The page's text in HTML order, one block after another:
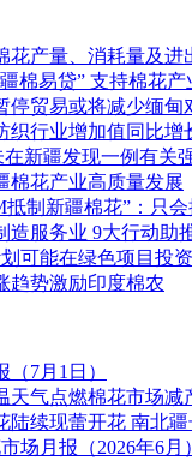
花产量、消耗量及进
棉易贷” 支持棉花产
停贸易或将减少缅甸
织行业增加值同比增
新疆发现一例有关
棉花产业高质量发展
制新疆棉花”：只
造服务业 9大行动助
可能在绿色项目投
趋势激励印度棉农
（7月1日）
天气点燃棉花市场减
陆续现蕾开花 南北
场月报（2026年6月）